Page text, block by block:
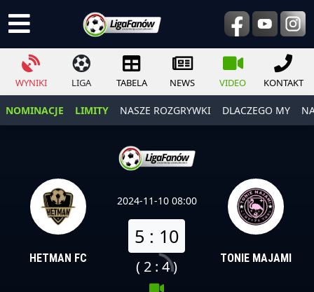
WYNIKI LIGA TABELA NEWS VIDEO KONTAKT
NOMINACJE LIMITY NASZE ROZGRYWKI DLACZEGO MY
HETMAN FC
2024-11-10 08:00
5 : 10
( 2 : 4 ) TONIE MAJAMI